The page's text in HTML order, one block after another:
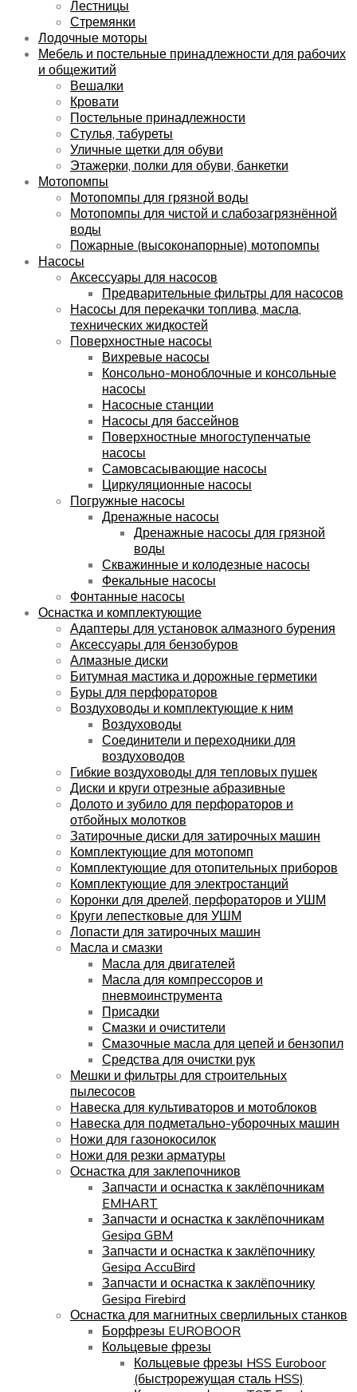
Лестницы
Стремянки
Лодочные моторы
Мебель и постельные принадлежности для рабочих
и общежитий
Вешалки
Кровати
Постельные принадлежности
Стулья, табуреты
Уличные щетки для обуви
Этажерки, полки для обуви, банкетки
Мотопомпы
Мотопомпы для грязной воды
Мотопомпы для чистой и слабозагрязнённой
воды
Пожарные (высоконапорные) мотопомпы
Насосы
Аксессуары для насосов
Предварительные фильтры для насосов
Насосы для перекачки топлива, масла,
технических жидкостей
Поверхностные насосы
Вихревые насосы
Консольно-моноблочные и консольные
насосы
Насосные станции
Насосы для бассейнов
Поверхностные многоступенчатые
насосы
Самовсасывающие насосы
Циркуляционные насосы
Погружные насосы
Дренажные насосы
Дренажные насосы для грязной
воды
Скважинные и колодезные насосы
Фекальные насосы
Фонтанные насосы
Оснастка и комплектующие
Адаптеры для установок алмазного бурения
Аксессуары для бензобуров
Алмазные диски
Битумная мастика и дорожные герметики
Буры для перфораторов
Воздуховоды и комплектующие к ним
Воздуховоды
Соединители и переходники для
воздуховодов
Гибкие воздуховоды для тепловых пушек
Диски и круги отрезные абразивные
Долото и зубило для перфораторов и
отбойных молотков
Затирочные диски для затирочных машин
Комплектующие для мотопомп
Комплектующие для отопительных приборов
Комплектующие для электростанций
Коронки для дрелей, перфораторов и УШМ
Круги лепестковые для УШМ
Лопасти для затирочных машин
Масла и смазки
Масла для двигателей
Масла для компрессоров и
пневмоинструмента
Присадки
Смазки и очистители
Смазочные масла для цепей и бензопил
Средства для очистки рук
Мешки и фильтры для строительных
пылесосов
Навеска для культиваторов и мотоблоков
Навеска для подметально-уборочных машин
Ножи для газонокосилок
Ножи для резки арматуры
Оснастка для заклепочников
Запчасти и оснастка к заклёпочникам
EMHART
Запчасти и оснастка к заклёпочникам
Gesipa GBM
Запчасти и оснастка к заклёпочнику
Gesipa AccuBird
Запчасти и оснастка к заклёпочнику
Gesipa Firebird
Оснастка для магнитных сверлильных станков
Борфрезы EUROBOOR
Кольцевые фрезы
Кольцевые фрезы HSS Euroboor
(быстрорежущая сталь HSS)